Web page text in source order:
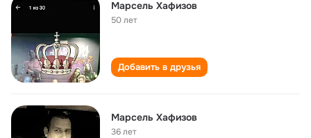
Марсель Хафизов
50 лет
Добавить в друзья
Марсель Хафизов
36 лет